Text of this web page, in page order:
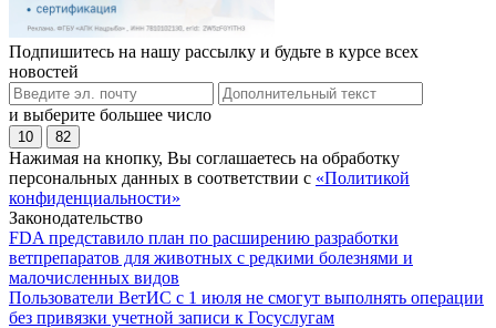
Подпишитесь на нашу рассылку и будьте в курсе всех
новостей
и выберите большее число
10 82
Нажимая на кнопку, Вы соглашаетесь на обработку
персональных данных в соответствии с «Политикой
конфиденциальности»
Законодательство
FDA представило план по расширению разработки
ветпрепаратов для животных с редкими болезнями и
малочисленных видов
Пользователи ВетИС с 1 июля не смогут выполнять операции
без привязки учетной записи к Госуслугам